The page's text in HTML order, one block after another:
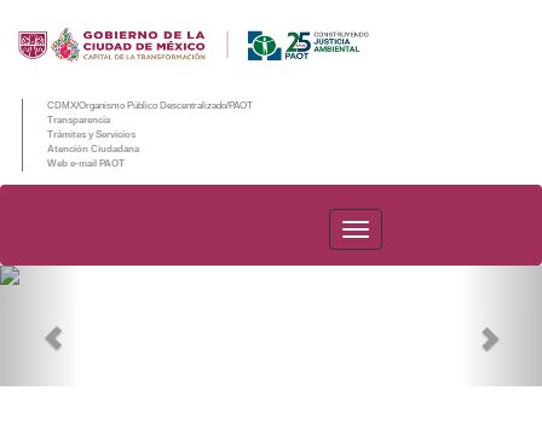
CDMX/Organismo Público Descentralizado/PAOT
Transparencia
Trámites y Servicios
Atención Ciudadana
Web e-mail PAOT
PAOT